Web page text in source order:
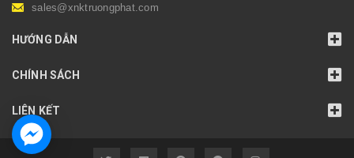
sales@xnktruongphat.com
HƯỚNG DẪN
CHÍNH SÁCH
LIÊN KẾT